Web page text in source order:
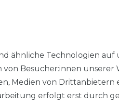
ähnliche Technologien
Besucher:innen unserer
Medien von
erfolgt erst durch